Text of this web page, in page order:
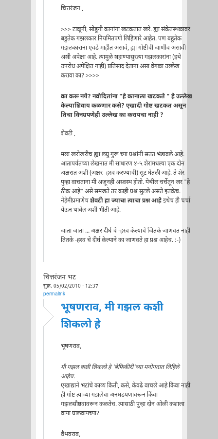
चित्तरंजन ,
>>> टाळूनी, सोडूनी कानांना खटकतात खरे. ह्या संकेतस्थळावर
बहुतेक गझलकार नियमितपणे लिहिणारे आहेत. पण बहुतेक
गझलकारांना एवढे माहीत असावे, ह्या गोष्टीची जाणीव असावी
अशी अपेक्षा आहे. त्यामुळे शहाण्यासुरत्या गझलकारांना (इथे
उपरोध अपेक्षित नाही) प्रतिसाद देताना असा वेगळा उल्लेख
करावा का? >>>>
का करू नये? नवोदितांना "हे कानाला खटकते " हे उल्लेख
केल्याशिवाय कळणार कसे? एखादी गोष्ट खटकत असून
तिचा विनम्रपणेही उल्लेख का करायचा नाही ?
शेवटी ,
मला खरोखरीच ह्या लघु गुरू च्या प्रश्नांनी सतत भंडावले आहे.
आतापर्यंतच्या लेखनात मी साधारण ४-५ शेरांमधल्या एक दोन
अक्षरात अशी (अक्षर -हस्व करण्याची) सूट घेतली आहे. ते शेर
पुन्हा वाचताना मी अजूनही अस्वस्थ होतो. येथील चर्चेतून जर "हे
ठीक आहे" असे समजते तर काही प्रश्न सुटले असते इतकेच.
नेहेमीप्रमाणेचशेवटी हा ज्याचा त्याचा प्रश्न आहेइथेच ही चर्चा
येऊन थांबेल अशी भीती आहे.
जाता जाता ... अक्षर दीर्घ चे -हस्व केल्याचे जितके जाणवत नाही
तितके -हस्व चे दीर्घ केल्याने का जाणवते हा प्रश्न आहेच. :-)
चित्तरंजन भट
शुक्र, 05/02/2010 - 12:37
permalink
भूषणराव, मी गझल कशी
शिकलो हे
भूषणराव,
मी गझल कशी शिकलो हे 'बेफिकीरी'च्या मनोगतात लिहिले
आहेच.
एखाद्याने भटांचे काव्य किती, कसे, केवढे वाचले आहे किंवा नाही
ही गोष्ट त्याच्या गझलेचा अनघडपणावरून किंवा
गझलसौष्ठवावरून कळतेच. त्यासाठी पुन्हा दोन ओळी कशाला
वाया घालवायच्या?
वैभवराव,